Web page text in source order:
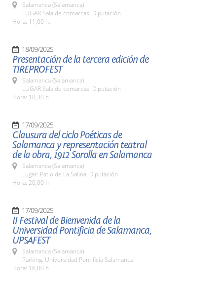
Salamanca (Salamanca)
LUGAR Sala de comarcas. Diputación
Hora: 11,00 h.
18/09/2025
Presentación de la tercera edición de
TIREPROFEST
Salamanca (Salamanca)
LUGAR Sala de comarcas. Diputación
Hora: 10,30 h
17/09/2025
Clausura del ciclo Poéticas de
Salamanca y representación teatral
de la obra, 1912 Sorolla en Salamanca
Salamanca (Salamanca)
Lugar: Patio de La Salina. Diputación
Hora: 20,00 h
17/09/2025
II Festival de Bienvenida de la
Universidad Pontificia de Salamanca,
UPSAFEST
Salamanca (Salamanca)
Parking. Universidad Pontificia Salamanca
Hora: 16,00 h